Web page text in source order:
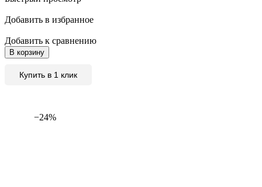
Добавить в избранное
Добавить к сравнению
В корзину
Купить в 1 клик
−24%